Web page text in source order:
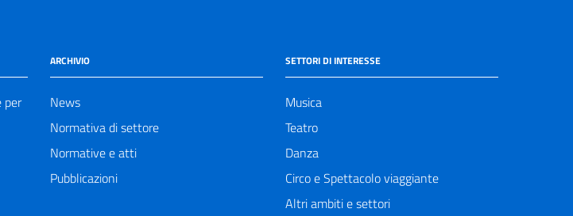
per
ARCHIVIO
News
Normativa di settore
Normative e atti
Pubblicazioni
SETTORI DI INTERESSE
Musica
Teatro
Danza
Circo e Spettacolo viaggiante
Altri ambiti e settori